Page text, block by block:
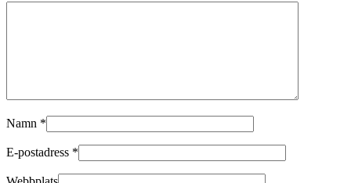
Namn *
E-postadress *